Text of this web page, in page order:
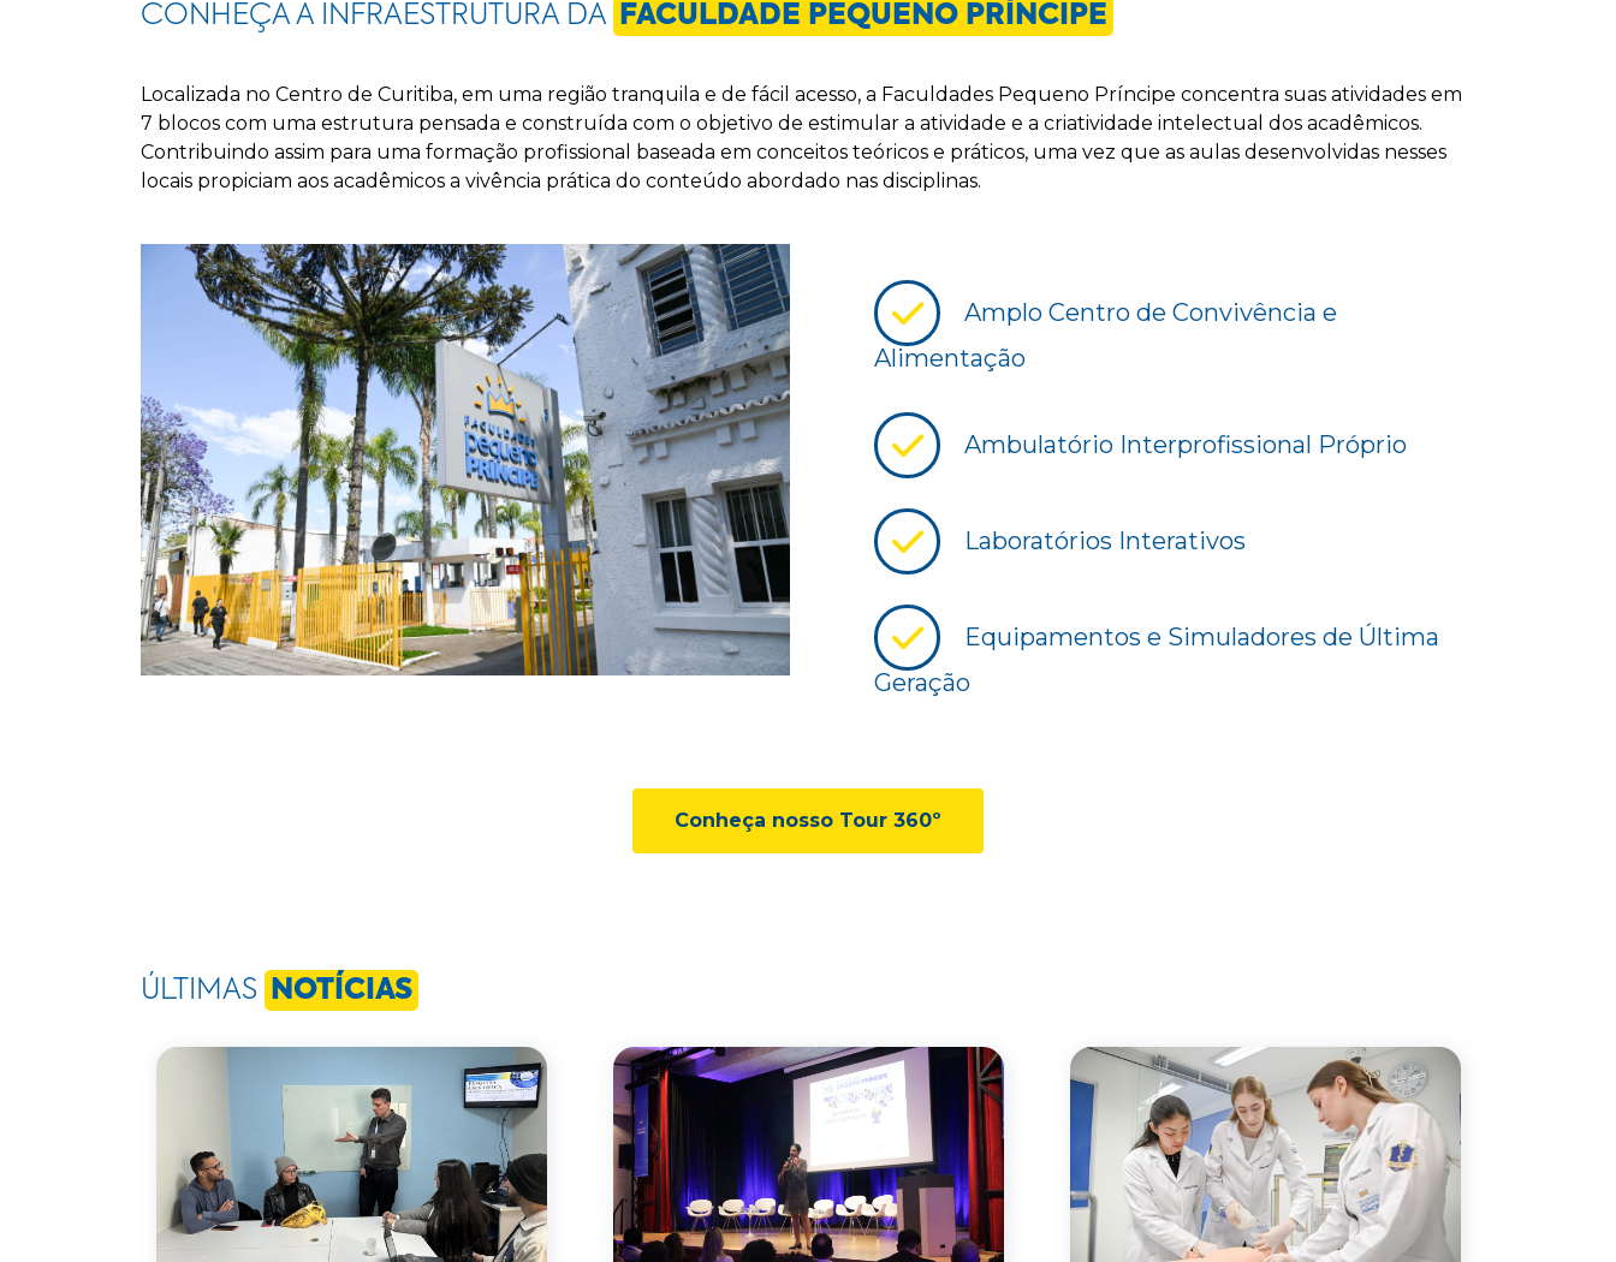
CONHEÇA A INFRAESTRUTURA DA FACULDADE PEQUENO PRÍNCIPE
Localizada no Centro de Curitiba, em uma região tranquila e de fácil acesso, a Faculdades Pequeno Príncipe concentra suas atividades em
7 blocos com uma estrutura pensada e construída com o objetivo de estimular a atividade e a criatividade intelectual dos acadêmicos.
Contribuindo assim para uma formação profissional baseada em conceitos teóricos e práticos, uma vez que as aulas desenvolvidas nesses
locais propiciam aos acadêmicos a vivência prática do conteúdo abordado nas disciplinas.
Amplo Centro de Convivência e
Alimentação
Ambulatório Interprofissional Próprio
Laboratórios Interativos
Equipamentos e Simuladores de Última
Geração
Conheça nosso Tour 360º
ÚLTIMAS NOTÍCIAS